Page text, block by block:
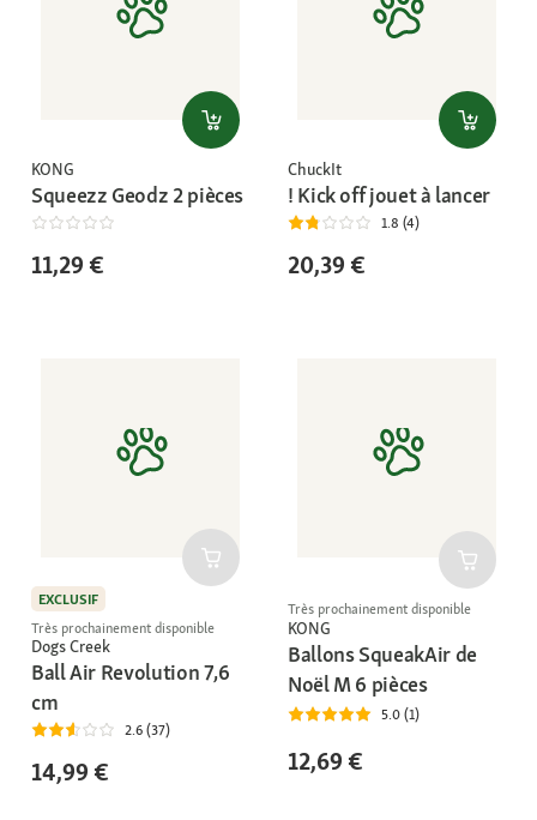
KONG
Squeezz Geodz 2 pièces
11,29 €
ChuckIt
! Kick off jouet à lancer
1.8 (4)
20,39 €
EXCLUSIF
Très prochainement disponible
Dogs Creek
Ball Air Revolution 7,6
cm
2.6 (37)
14,99 €
Très prochainement disponible
KONG
Ballons SqueakAir de
Noël M 6 pièces
5.0 (1)
12,69 €